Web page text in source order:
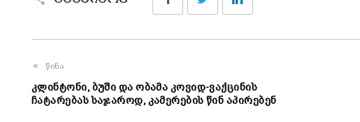
წინა
კლინტონი, ბუში და ობამა კოვიდ-ვაქცინის
ჩატარებას საჯაროდ, კამერების წინ აპირებენ